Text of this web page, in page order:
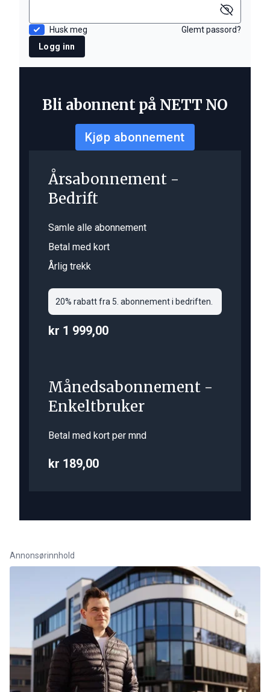
Husk meg
Glemt passord?
Logg inn
Bli abonnent på NETT NO
Kjøp abonnement
Årsabonnement -
Bedrift
Samle alle abonnement
Betal med kort
Årlig trekk
20% rabatt fra 5. abonnement i bedriften.
kr 1 999,00
Månedsabonnement -
Enkeltbruker
Betal med kort per mnd
kr 189,00
Annonsørinnhold